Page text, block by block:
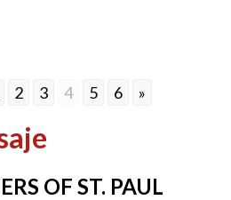
2 3 4 5 6 »
OF ST. PAUL